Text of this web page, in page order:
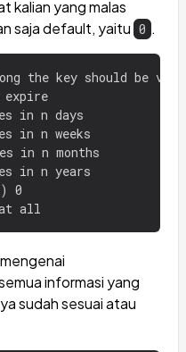
kalian yang malas
saja default, yaitu 0 .
the key should be
expire
in n days
in n weeks
in n months
in n years
0
informasi yang
sudah sesuai atau